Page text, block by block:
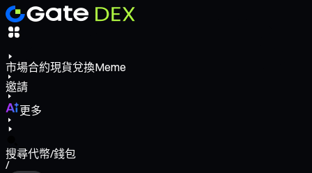
市場合約現貨兌換Meme
邀請
更多
搜尋代幣/錢包
/